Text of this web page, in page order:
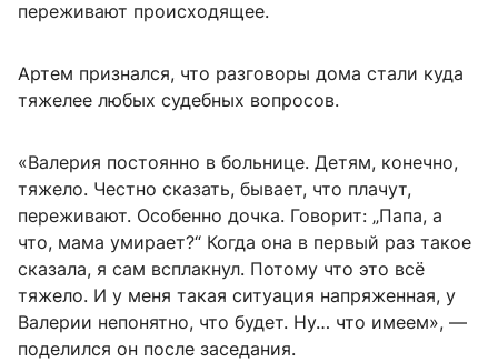
переживают происходящее.
Артем признался, что разговоры дома стали куда
тяжелее любых судебных вопросов.
«Валерия постоянно в больнице. Детям, конечно,
тяжело. Честно сказать, бывает, что плачут,
переживают. Особенно дочка. Говорит: „Папа, а
что, мама умирает?“ Когда она в первый раз такое
сказала, я сам всплакнул. Потому что это всё
тяжело. И у меня такая ситуация напряженная, у
Валерии непонятно, что будет. Ну… что имеем», —
поделился он после заседания.